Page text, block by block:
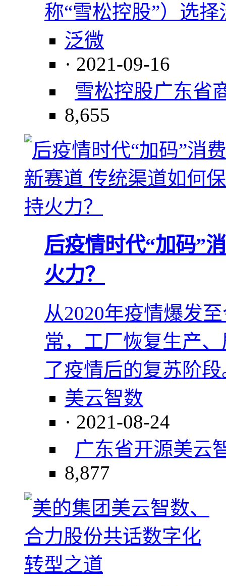
称“雪松控股”）选
泛微
· 2021-09-16
雪松控股广东省
8,655
后疫情时代“加码”
火力？
从2020年疫情爆发
常，工厂恢复生产
了疫情后的复苏阶
美云智数
· 2021-08-24
广东省开源美云
8,877